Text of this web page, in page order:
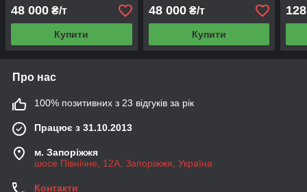
48 000 ₴/т
Купити
48 000₴/т
Купити
Про нас
100% позитивних з 23 відгуків за рік
Працює з 31.10.2013
м. Запоріжжя
шосе Північне, 12А, Запоріжжя, Україна
Контакти